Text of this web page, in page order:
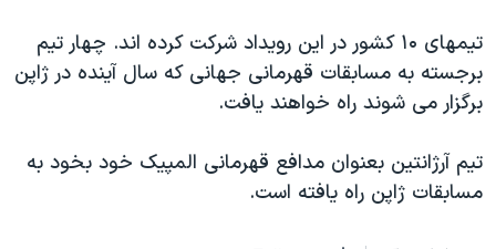
دادگاه حمید نوری
چهل سال گروگان‌گیری
اعتراضات مردمی آبان ۹۸
تيمهای ۱۰ کشور در اين رويداد شرکت کرده اند. چهار تيم
برجسته به مسابقات قهرمانی جهانی که سال آينده در ژاپن
برگزار می شوند راه خواهند يافت.
تيم آرژانتين بعنوان مدافع قهرمانی المپيک خود بخود به
مسابقات ژاپن راه يافته است.